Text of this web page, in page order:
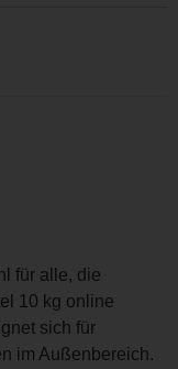
für alle, die
10 kg online
sich für
im Außenbereich.